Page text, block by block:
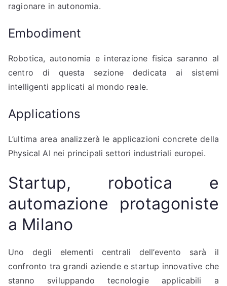
ragionare in autonomia.
Embodiment
Robotica, autonomia e interazione fisica saranno al
centro di questa sezione dedicata ai sistemi
intelligenti applicati al mondo reale.
Applications
L’ultima area analizzerà le applicazioni concrete della
Physical AI nei principali settori industriali europei.
Startup, robotica e
automazione protagoniste
a Milano
Uno degli elementi centrali dell’evento sarà il
confronto tra grandi aziende e startup innovative che
stanno sviluppando tecnologie applicabili a